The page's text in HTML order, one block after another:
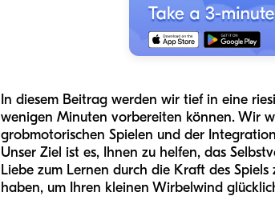
In diesem Beitrag werden wir tief in eine
wenigen Minuten vorbereiten können. Wir
grobmotorischen Spielen und der
Unser Ziel ist es, Ihnen zu helfen, das
Liebe zum Lernen durch die Kraft des
haben, um Ihren kleinen Wirbelwind